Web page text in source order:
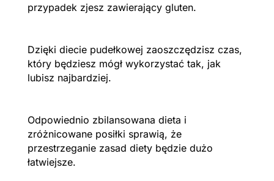
przypadek zjesz zawierający gluten.
Dzięki diecie pudełkowej zaoszczędzisz czas,
który będziesz mógł wykorzystać tak, jak
lubisz najbardziej.
Odpowiednio zbilansowana dieta i
zróżnicowane posiłki sprawią, że
przestrzeganie zasad diety będzie dużo
łatwiejsze.